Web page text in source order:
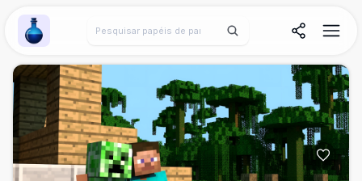
Wallpaper Alchemy